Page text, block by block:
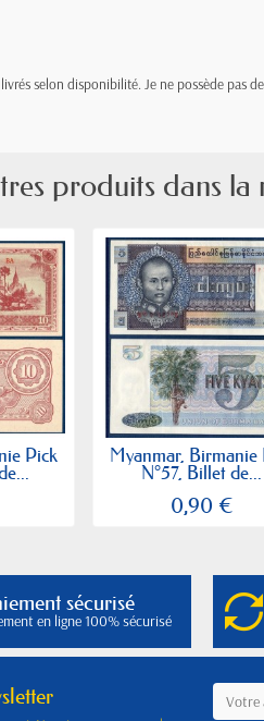
selon disponibilité. Je ne possède
produits dans la
Pick Myanmar, Birmanie
N°57, Billet de...
0,90 €
sécurisé
en ligne 100% sécurisé